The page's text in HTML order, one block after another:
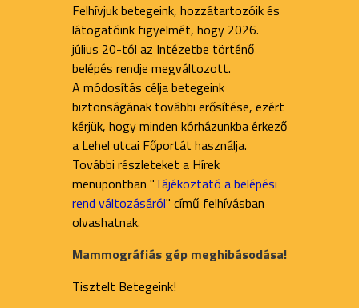
Felhívjuk betegeink, hozzátartozóik és
látogatóink figyelmét, hogy 2026.
július 20-tól az Intézetbe történő
belépés rendje megváltozott.
A módosítás célja betegeink
biztonságának további erősítése, ezért
kérjük, hogy minden kórházunkba érkező
a Lehel utcai Főportát használja.
További részleteket a Hírek
menüpontban "Tájékoztató a belépési
rend változásáról" című felhívásban
olvashatnak.
Mammográfiás gép meghibásodása!
Tisztelt Betegeink!